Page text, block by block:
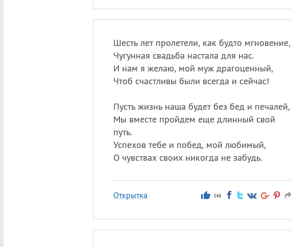
Шесть лет пролетели, как будто мгновение,
Чугунная свадьба настала для нас.
И нам я желаю, мой муж драгоценный,
Чтоб счастливы были всегда и сейчас!
Пусть жизнь наша будет без бед и печалей,
Мы вместе пройдем еще длинный свой
путь.
Успехов тебе и побед, мой любимый,
О чувствах своих никогда не забудь.
Открытка 348